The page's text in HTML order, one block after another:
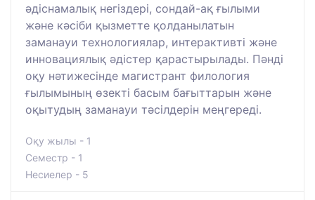
әдіснамалық негіздері, сондай-ақ ғылыми
және кәсіби қызметте қолданылатын
заманауи технологиялар, интерактивті және
инновациялық әдістер қарастырылады. Пәнді
оқу нәтижесінде магистрант филология
ғылымының өзекті басым бағыттарын және
оқытудың заманауи тәсілдерін меңгереді.
Оқу жылы - 1
Семестр - 1
Несиелер - 5